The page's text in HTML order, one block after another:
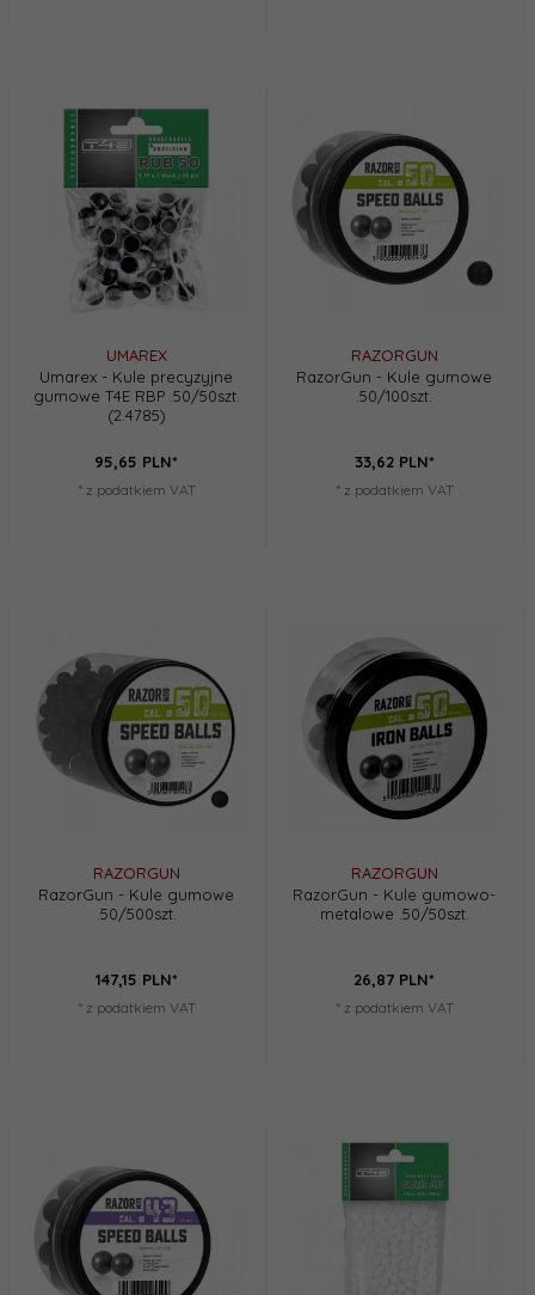
UMAREX
Umarex - Kule precyzyjne
gumowe T4E RBP .50/50szt.
(2.4785)
95,65 PLN*
* z podatkiem VAT
RAZORGUN
RazorGun - Kule gumowe
.50/100szt.
33,62 PLN*
* z podatkiem VAT
RAZORGUN
RazorGun - Kule gumowe
.50/500szt.
147,15 PLN*
* z podatkiem VAT
RAZORGUN
RazorGun - Kule gumowo-
metalowe .50/50szt.
26,87 PLN*
* z podatkiem VAT